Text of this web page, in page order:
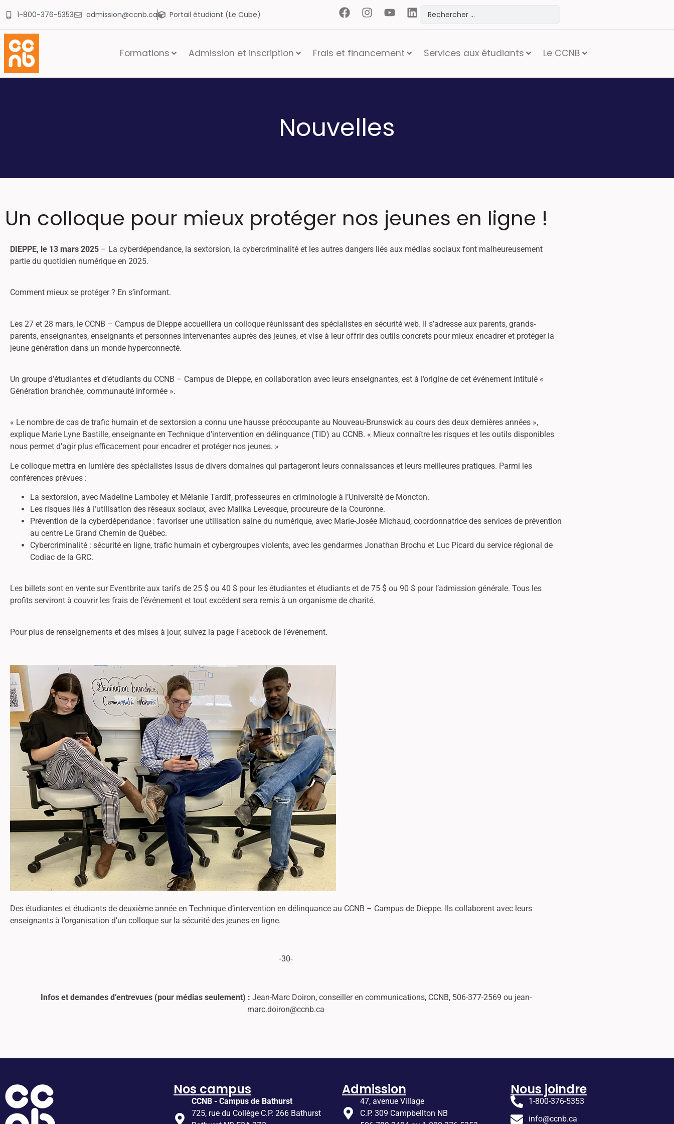
1-800-376-5353 admission@ccnb.ca Portail étudiant (Le Cube)
Formations Admission et inscription Frais et financement Services aux étudiants Le CCNB
Nouvelles
Un colloque pour mieux protéger nos jeunes en ligne !
DIEPPE, le 13 mars 2025 – La cyberdépendance, la sextorsion, la cybercriminalité et les autres dangers liés aux médias sociaux font malheureusement
partie du quotidien numérique en 2025.
Comment mieux se protéger ? En s’informant.
Les 27 et 28 mars, le CCNB – Campus de Dieppe accueillera un colloque réunissant des spécialistes en sécurité web. Il s’adresse aux parents, grands-
parents, enseignantes, enseignants et personnes intervenantes auprès des jeunes, et vise à leur offrir des outils concrets pour mieux encadrer et protéger la
jeune génération dans un monde hyperconnecté.
Un groupe d’étudiantes et d’étudiants du CCNB – Campus de Dieppe, en collaboration avec leurs enseignantes, est à l’origine de cet événement intitulé «
Génération branchée, communauté informée ».
« Le nombre de cas de trafic humain et de sextorsion a connu une hausse préoccupante au Nouveau-Brunswick au cours des deux dernières années »,
explique Marie Lyne Bastille, enseignante en Technique d’intervention en délinquance (TID) au CCNB. « Mieux connaître les risques et les outils disponibles
nous permet d’agir plus efficacement pour encadrer et protéger nos jeunes. »
Le colloque mettra en lumière des spécialistes issus de divers domaines qui partageront leurs connaissances et leurs meilleures pratiques. Parmi les
conférences prévues :
La sextorsion, avec Madeline Lamboley et Mélanie Tardif, professeures en criminologie à l’Université de Moncton.
Les risques liés à l’utilisation des réseaux sociaux, avec Malika Levesque, procureure de la Couronne.
Prévention de la cyberdépendance : favoriser une utilisation saine du numérique, avec Marie-Josée Michaud, coordonnatrice des services de prévention
au centre Le Grand Chemin de Québec.
Cybercriminalité : sécurité en ligne, trafic humain et cybergroupes violents, avec les gendarmes Jonathan Brochu et Luc Picard du service régional de
Codiac de la GRC.
Les billets sont en vente sur Eventbrite aux tarifs de 25 $ ou 40 $ pour les étudiantes et étudiants et de 75 $ ou 90 $ pour l’admission générale. Tous les
profits serviront à couvrir les frais de l’événement et tout excédent sera remis à un organisme de charité.
Pour plus de renseignements et des mises à jour, suivez la page Facebook de l’événement.
Des étudiantes et étudiants de deuxième année en Technique d’intervention en délinquance au CCNB – Campus de Dieppe. Ils collaborent avec leurs
enseignants à l’organisation d’un colloque sur la sécurité des jeunes en ligne.
-30-
Infos et demandes d’entrevues (pour médias seulement) : Jean-Marc Doiron, conseiller en communications, CCNB, 506-377-2569 ou jean-
marc.doiron@ccnb.ca
Nos campus
CCNB - Campus de Bathurst
725, rue du Collège C.P. 266 Bathurst
Admission
47, avenue Village
C.P. 309 Campbellton NB
Nous joindre
1-800-376-5353
info@ccnb.ca